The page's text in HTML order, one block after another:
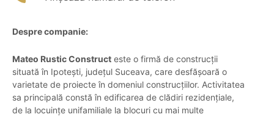
Despre companie:
Mateo Rustic Construct este o firmă de construcții
situată în Ipotești, județul Suceava, care desfășoară o
varietate de proiecte în domeniul construcțiilor. Activitatea
sa principală constă în edificarea de clădiri rezidențiale,
de la locuințe unifamiliale la blocuri cu mai multe